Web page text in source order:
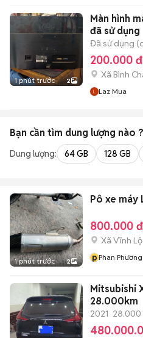
1 phút trước 2
Màn hình
đã sử dụng
Đã sử dụng
200.000 đ
Xã Bình
Laz Mua
Bạn cần tìm dung lượng nào ?
Dung lượng: 64 GB 128 GB
1 phút trước 2
Pô xe máy
800.000 đ
Xã Vĩnh
pPhan Phương
Mitsubishi
28.000km
2021 28.000